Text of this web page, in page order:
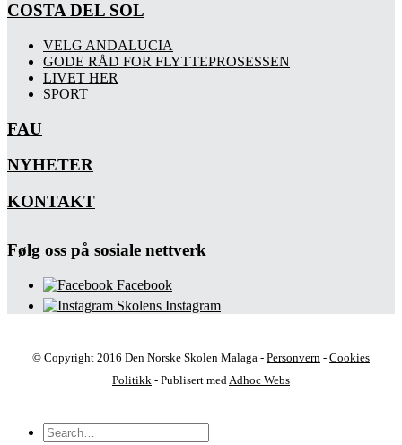
COSTA DEL SOL
VELG ANDALUCIA
GODE RÅD FOR FLYTTEPROSESSEN
LIVET HER
SPORT
FAU
NYHETER
KONTAKT
Følg oss på sosiale nettverk
Facebook
Skolens Instagram
© Copyright 2016 Den Norske Skolen Malaga - Personvern - Cookies
Politikk - Publisert med Adhoc Webs